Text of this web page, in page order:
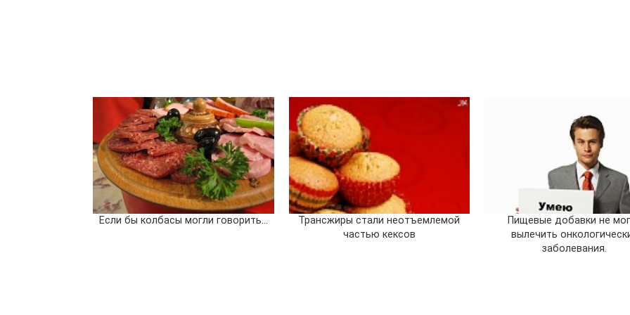
Если бы колбасы могли говорить...
Трансжиры стали неотъемлемой
частью кексов
Пищевые добавки не
вылечить
заболевания.